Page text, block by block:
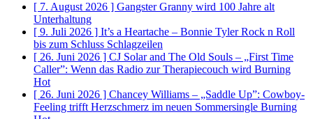
[ 7. August 2026 ] Gangster Granny wird 100 Jahre alt
Unterhaltung
[ 9. Juli 2026 ] It’s a Heartache – Bonnie Tyler Rock n Roll
bis zum Schluss Schlagzeilen
[ 26. Juni 2026 ] CJ Solar and The Old Souls – „First Time
Caller”: Wenn das Radio zur Therapiecouch wird Burning
Hot
[ 26. Juni 2026 ] Chancey Williams – „Saddle Up”: Cowboy-
Feeling trifft Herzschmerz im neuen Sommersingle Burning